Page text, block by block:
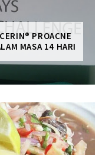
PROACNE
MASA 14 HARI